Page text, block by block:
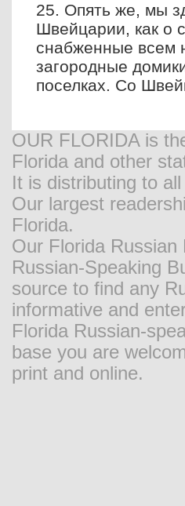
25. Опять же, мы
Швейцарии, как о
снабженные всем
загородные
поселках. Со
OUR FLORIDA is
Florida and other
It is distributing to
Our largest
Florida.
Our Florida
Russian-Speaking
source to find any
informative and
Florida Russian-
base you are
print and online.